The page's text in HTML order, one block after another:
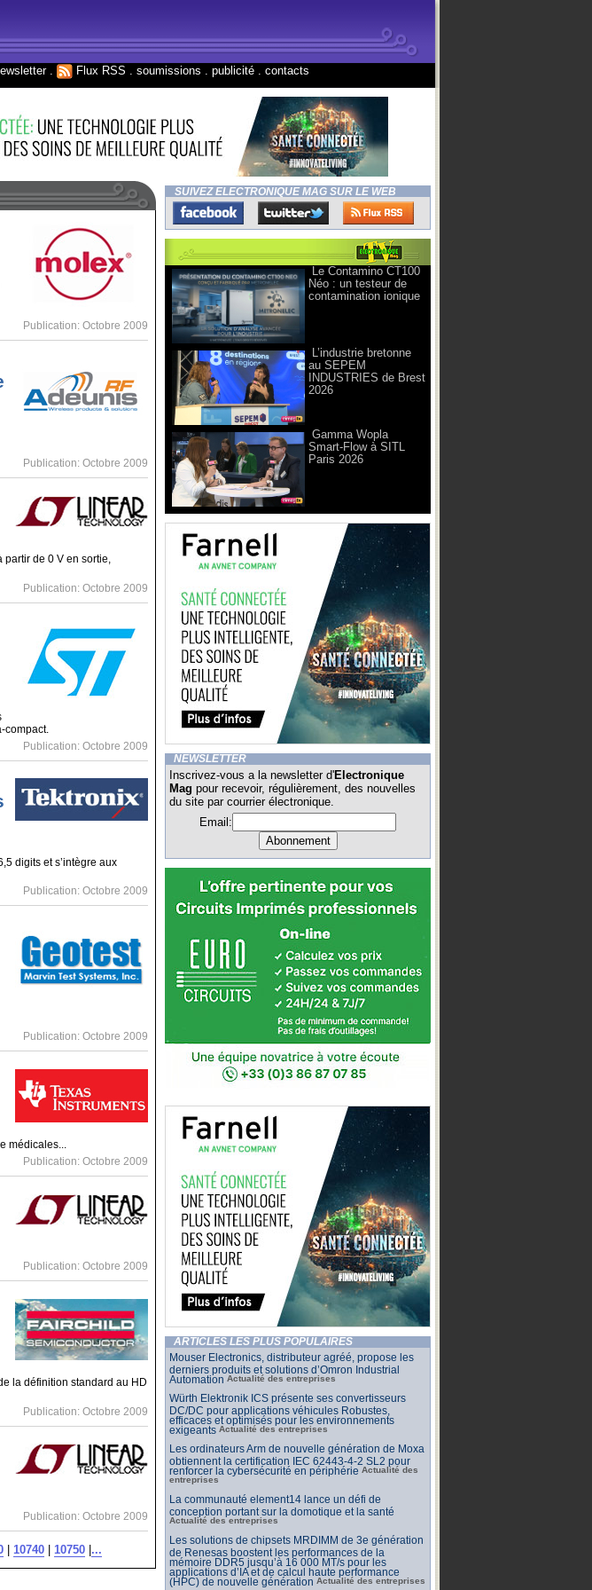
. Flux RSS soumissions publicité contacts
Publication: Octobre 2009
Publication: Octobre 2009
partir de 0 V en sortie,
Publication: Octobre 2009
compact.
Publication: Octobre 2009
digits et s’intègre aux
Publication: Octobre 2009
Publication: Octobre 2009
médicales...
Publication: Octobre 2009
Publication: Octobre 2009
la définition standard au HD
Publication: Octobre 2009
Publication: Octobre 2009
| 10740 | 10750 |...
SUIVEZ ELECTRONIQUE MAG SUR LE WEB
Le Contamino CT100
Néo : un testeur de
contamination ionique
L’industrie bretonne
au SEPEM
INDUSTRIES de Brest
2026
Gamma Wopla
Smart-Flow à SITL
Paris 2026
NEWSLETTER
Inscrivez-vous a la newsletter d'Electronique
Mag pour recevoir, régulièrement, des nouvelles
du site par courrier électronique.
Email:
ARTICLES LES PLUS POPULAIRES
Mouser Electronics, distributeur agréé, propose les
derniers produits et solutions d’Omron Industrial
Automation Actualité des entreprises
Würth Elektronik ICS présente ses convertisseurs
DC/DC pour applications véhicules Robustes,
efficaces et optimisés pour les environnements
exigeants Actualité des entreprises
Les ordinateurs Arm de nouvelle génération de Moxa
obtiennent la certification IEC 62443-4-2 SL2 pour
renforcer la cybersécurité en périphérie Actualité des
entreprises
La communauté element14 lance un défi de
conception portant sur la domotique et la santé
Actualité des entreprises
Les solutions de chipsets MRDIMM de 3e génération
de Renesas boostent les performances de la
mémoire DDR5 jusqu’à 16 000 MT/s pour les
applications d’IA et de calcul haute performance
(HPC) de nouvelle génération Actualité des entreprises